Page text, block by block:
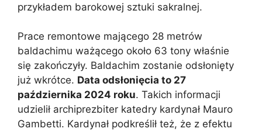
przykładem barokowej sztuki sakralnej.
Prace remontowe mającego 28 metrów
baldachimu ważącego około 63 tony właśnie
się zakończyły. Baldachim zostanie odsłonięty
już wkrótce. Data odsłonięcia to 27
października 2024 roku. Takich informacji
udzielił archiprezbiter katedry kardynał Mauro
Gambetti. Kardynał podkreślił też, że z efektu